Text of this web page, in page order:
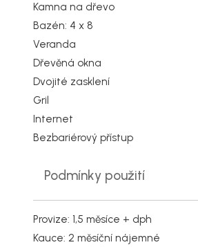
Kamna na dřevo
Bazén: 4 x 8
Veranda
Dřevěná okna
Dvojité zasklení
Gril
Internet
Bezbariérový přístup
Podmínky použití
Provize: 1,5 měsíce + dph
Kauce: 2 měsíční nájemné